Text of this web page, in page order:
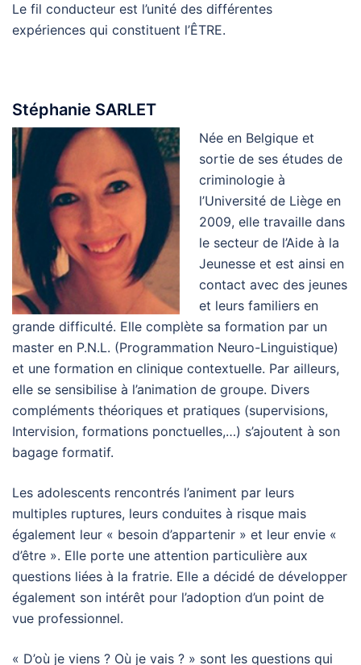
Le fil conducteur est l’unité des différentes
expériences qui constituent l’ÊTRE.
Stéphanie SARLET
Née en Belgique et
sortie de ses études de
criminologie à
l’Université de Liège en
2009, elle travaille dans
le secteur de l’Aide à la
Jeunesse et est ainsi en
contact avec des jeunes
et leurs familiers en
grande difficulté. Elle complète sa formation par un
master en P.N.L. (Programmation Neuro-Linguistique)
et une formation en clinique contextuelle. Par ailleurs,
elle se sensibilise à l’animation de groupe. Divers
compléments théoriques et pratiques (supervisions,
Intervision, formations ponctuelles,…) s’ajoutent à son
bagage formatif.
Les adolescents rencontrés l’animent par leurs
multiples ruptures, leurs conduites à risque mais
également leur « besoin d’appartenir » et leur envie «
d’être ». Elle porte une attention particulière aux
questions liées à la fratrie. Elle a décidé de développer
également son intérêt pour l’adoption d’un point de
vue professionnel.
« D’où je viens ? Où je vais ? » sont les questions qui